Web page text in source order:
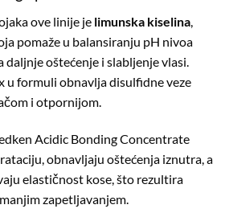
ove linije je limunska kiselina
pomaže u balansiranju pH nivoa
daljnje oštećenje i slabljenje vlasi.
u formuli obnavlja disulfidne veze
i otpornijom.
Acidic Bonding Concentrate
obnavljaju oštećenja iznutra, a
elastičnost kose, što rezultira
zapetljavanjem.